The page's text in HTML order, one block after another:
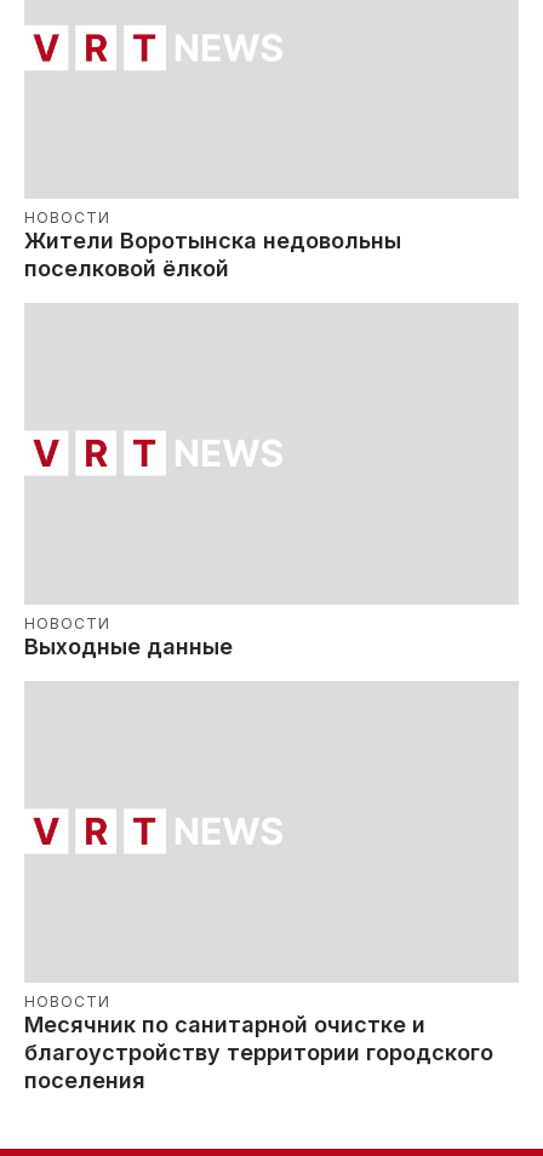
НОВОСТИ
Жители Воротынска недовольны
поселковой ёлкой
НОВОСТИ
Выходные данные
НОВОСТИ
Месячник по санитарной очистке и
благоустройству территории городского
поселения